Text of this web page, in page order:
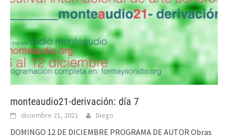
monteaudio21-derivación: día 7
diciembre 21, 2021 Diego
DOMINGO 12 DE DICIEMBRE PROGRAMA DE AUTOR Obras